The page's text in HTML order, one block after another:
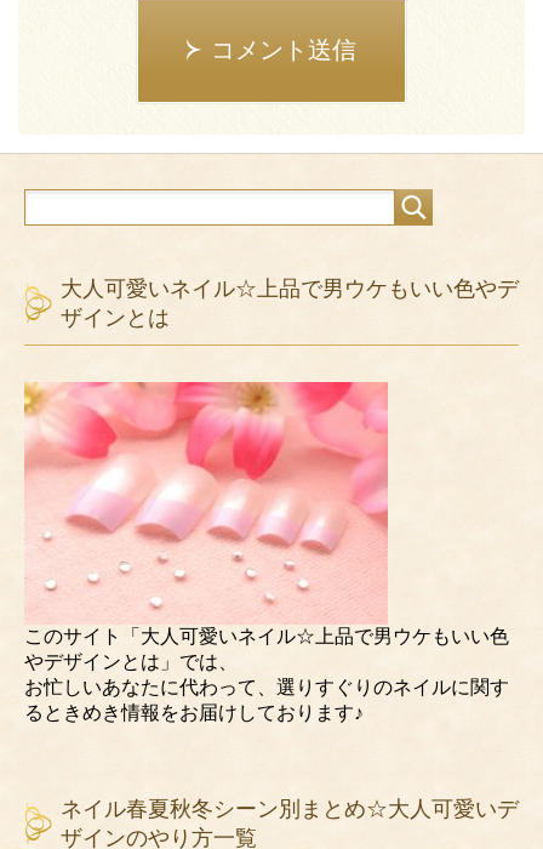
コメント送信
大人可愛いネイル☆上品で男ウケもいい色やデ
ザインとは
このサイト「大人可愛いネイル☆上品で男ウケもいい色
やデザインとは」では、
お忙しいあなたに代わって、選りすぐりのネイルに関す
るときめき情報をお届けしております♪
ネイル春夏秋冬シーン別まとめ☆大人可愛いデ
ザインのやり方一覧